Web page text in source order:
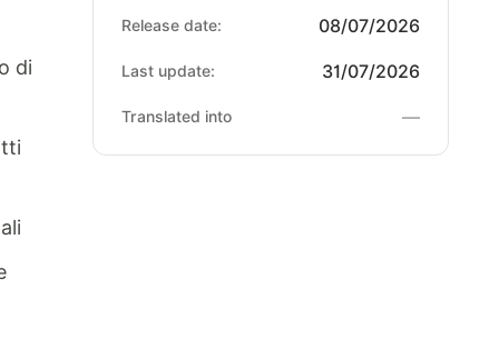
di
Release date: 08/07/2026
Last update: 31/07/2026
Translated into —